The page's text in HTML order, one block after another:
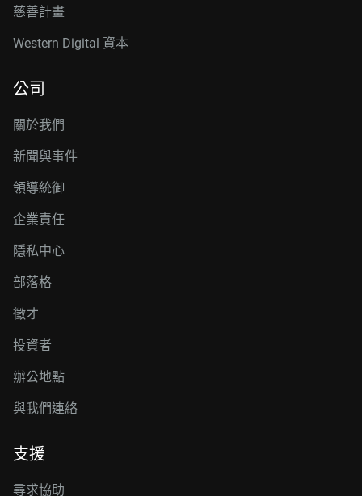
慈善計畫
Western Digital 資本
公司
關於我們
新聞與事件
領導統御
企業責任
隱私中心
部落格
徵才
投資者
辦公地點
與我們連絡
支援
尋求協助